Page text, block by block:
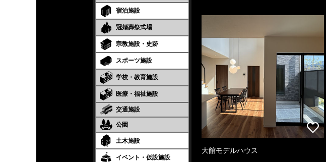
宿泊施設
冠婚葬祭式場
宗教施設・史跡
スポーツ施設
学校・教育施設
医療・福祉施設
交通施設
公園
土木施設
イベント・仮設施設
大館モデルハウス